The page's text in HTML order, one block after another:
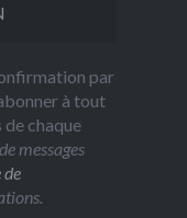
par
à tout
chaque
messages